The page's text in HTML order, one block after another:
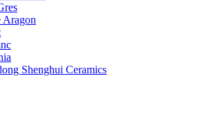
Aragon
Shenghui Ceramics